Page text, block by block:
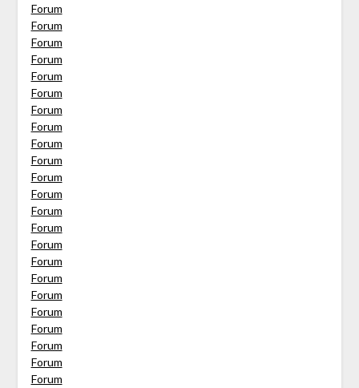
Forum
Forum
Forum
Forum
Forum
Forum
Forum
Forum
Forum
Forum
Forum
Forum
Forum
Forum
Forum
Forum
Forum
Forum
Forum
Forum
Forum
Forum
Forum